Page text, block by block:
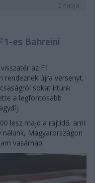
2 napja
es Bahreini
az F1
rendeznek újra versenyt,
sokat írtunk
a legfontosabb
lesz majd a rajtidő, ami
Magyarországon
vasárnap.